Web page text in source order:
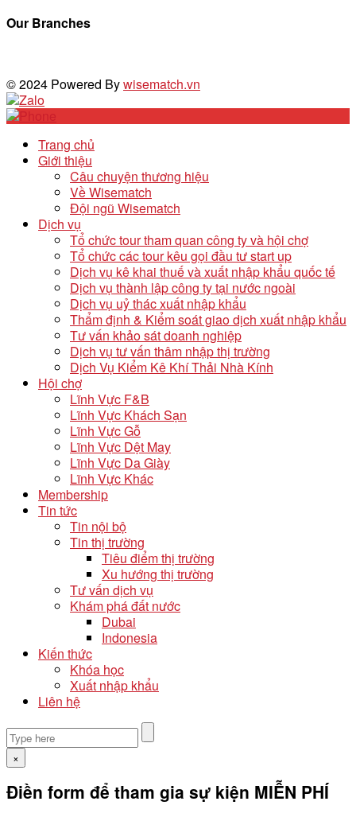
Our Branches
© 2024 Powered Bywisematch.vn
Trang chủ
Giới thiệu
Câu chuyện thương hiệu
Về Wisematch
Đội ngũ Wisematch
Dịch vụ
Tổ chức tour tham quan công ty và hội chợ
Tổ chức các tour kêu gọi đầu tư start up
Dịch vụ kê khai thuế và xuất nhập khẩu quốc tế
Dịch vụ thành lập công ty tại nước ngoài
Dịch vụ uỷ thác xuất nhập khẩu
Thẩm định & Kiểm soát giao dịch xuất nhập khẩu
Tư vấn khảo sát doanh nghiệp
Dịch vụ tư vấn thâm nhập thị trường
Dịch Vụ Kiểm Kê Khí Thải Nhà Kính
Hội chợ
Lĩnh Vực F&B
Lĩnh Vực Khách Sạn
Lĩnh Vực Gỗ
Lĩnh Vực Dệt May
Lĩnh Vực Da Giày
Lĩnh Vực Khác
Membership
Tin tức
Tin nội bộ
Tin thị trường
Tiêu điểm thị trường
Xu hướng thị trường
Tư vấn dịch vụ
Khám phá đất nước
Dubai
Indonesia
Kiến thức
Khóa học
Xuất nhập khẩu
Liên hệ
×
Điền form để tham gia sự kiện MIỄN PHÍ